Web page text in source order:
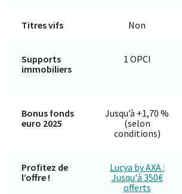
Titres vifs Non
Supports
immobiliers
1 OPCI
Bonus fonds
euro 2025
Jusqu’à +1,70 %
(selon
conditions)
Profitez de
l’offre !
Lucya by AXA :
Jusqu'à 350€
offerts